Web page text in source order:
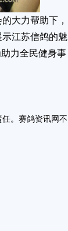
大力帮助下，
江苏信鸽的魅
力全民健身事
。赛鸽资讯网不